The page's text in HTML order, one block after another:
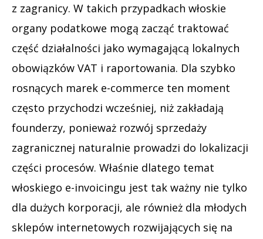
z zagranicy. W takich przypadkach włoskie
organy podatkowe mogą zacząć traktować
część działalności jako wymagającą lokalnych
obowiązków VAT i raportowania. Dla szybko
rosnących marek e-commerce ten moment
często przychodzi wcześniej, niż zakładają
founderzy, ponieważ rozwój sprzedaży
zagranicznej naturalnie prowadzi do lokalizacji
części procesów. Właśnie dlatego temat
włoskiego e-invoicingu jest tak ważny nie tylko
dla dużych korporacji, ale również dla młodych
sklepów internetowych rozwijających się na